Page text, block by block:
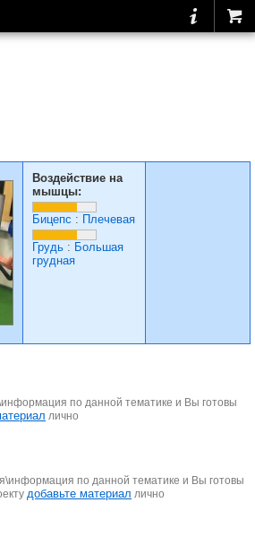
Воздействие на
мышцы:
Бицепс : Плечевая
Грудь : Большая
грудная
по данной тематике и Вы готовы
лично
по данной тематике и Вы готовы
добавьте материал лично